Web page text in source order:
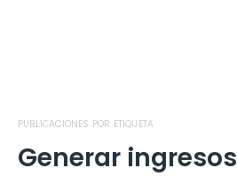
PUBLICACIONES POR ETIQUETA
Generar ingresos